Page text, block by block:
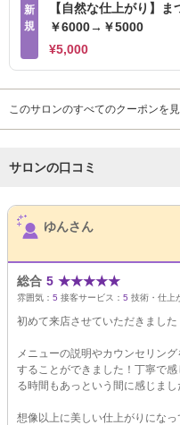
新
規
【自然な仕上がり】ま
￥6000→￥5000
¥5,000
このサロンのすべてのクーポンを
サロンの口コミ
サロンPick Up
ゆんさん
総合 5 ★★★★★
雰囲気： 5 接客サービス： 5 技術・仕上
初めて来店させていただきました
メニューの説明やカウンセリン
することができました！丁寧で
る時間もあっという間に感じまし
想像以上に美しい仕上がりになっ